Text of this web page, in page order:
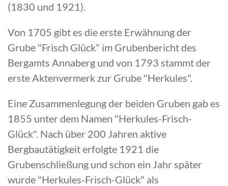
(1830 und 1921).
Von 1705 gibt es die erste Erwähnung der
Grube "Frisch Glück" im Grubenbericht des
Bergamts Annaberg und von 1793 stammt der
erste Aktenvermerk zur Grube "Herkules".
Eine Zusammenlegung der beiden Gruben gab es
1855 unter dem Namen "Herkules-Frisch-
Glück". Nach über 200 Jahren aktive
Bergbautätigkeit erfolgte 1921 die
Grubenschließung und schon ein Jahr später
wurde "Herkules-Frisch-Glück" als